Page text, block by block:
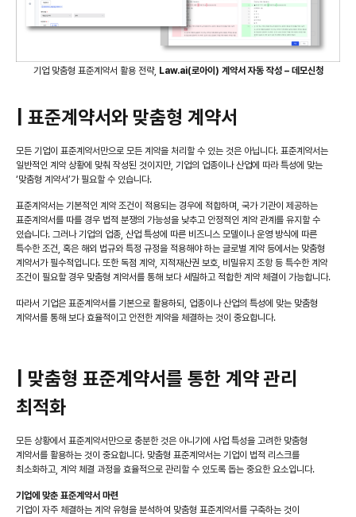
기업 맞춤형 표준계약서 활용 전략, Law.ai(로아이) 계약서 자동 작성 – 데모신청
| 표준계약서와 맞춤형 계약서
모든 기업이 표준계약서만으로 모든 계약을 처리할 수 있는 것은 아닙니다. 표준계약서는
일반적인 계약 상황에 맞춰 작성된 것이지만, 기업의 업종이나 산업에 따라 특성에 맞는
‘맞춤형 계약서’가 필요할 수 있습니다.
표준계약서는 기본적인 계약 조건이 적용되는 경우에 적합하며, 국가 기관이 제공하는
표준계약서를 따를 경우 법적 분쟁의 가능성을 낮추고 안정적인 계약 관계를 유지할 수
있습니다. 그러나 기업의 업종, 산업 특성에 따른 비즈니스 모델이나 운영 방식에 따른
특수한 조건, 혹은 해외 법규와 특정 규정을 적용해야 하는 글로벌 계약 등에서는 맞춤형
계약서가 필수적입니다. 또한 독점 계약, 지적재산권 보호, 비밀유지 조항 등 특수한 계약
조건이 필요할 경우 맞춤형 계약서를 통해 보다 세밀하고 적합한 계약 체결이 가능합니다.
따라서 기업은 표준계약서를 기본으로 활용하되, 업종이나 산업의 특성에 맞는 맞춤형
계약서를 통해 보다 효율적이고 안전한 계약을 체결하는 것이 중요합니다.
| 맞춤형 표준계약서를 통한 계약 관리
최적화
모든 상황에서 표준계약서만으로 충분한 것은 아니기에 사업 특성을 고려한 맞춤형
계약서를 활용하는 것이 중요합니다. 맞춤형 표준계약서는 기업이 법적 리스크를
최소화하고, 계약 체결 과정을 효율적으로 관리할 수 있도록 돕는 중요한 요소입니다.
기업에 맞춘 표준계약서 마련
기업이 자주 체결하는 계약 유형을 분석하여 맞춤형 표준계약서를 구축하는 것이